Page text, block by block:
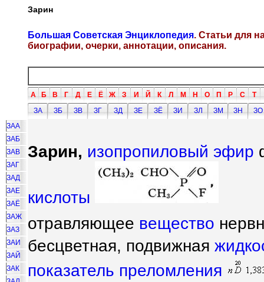
Зарин
Большая Советская Энциклопедия. Статьи для
биографии, очерки, аннотации, описания.
А Б В Г Д Е Ё Ж З И Й К Л М Н О П Р С Т
ЗА
ЗБ ЗВ ЗГ ЗД ЗЕ ЗЁ ЗИ ЗЛ ЗМ ЗН
ЗО
ЗАА
ЗАБ
ЗАВ
ЗАГ
ЗАД
ЗАЕ
ЗАЁ
ЗАЖ
ЗАЗ
ЗАИ
ЗАЙ
ЗАК
Зарин, изопропиловый эфир
кислоты
отравляющее вещество
бесцветная, подвижная
показатель преломления